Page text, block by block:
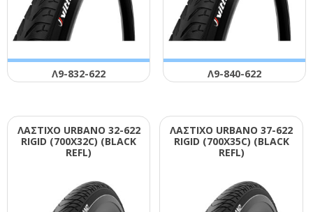
Λ9-832-622 Λ9-840-622
ΛΑΣΤΙΧΟ URΒΑΝΟ 32-622
RΙGΙD (700Χ32C) (ΒLΑCΚ
RΕFL)
ΛΑΣΤΙΧΟ URΒΑΝΟ 37-622
RΙGΙD (700Χ35C) (ΒLΑCΚ
RΕFL)